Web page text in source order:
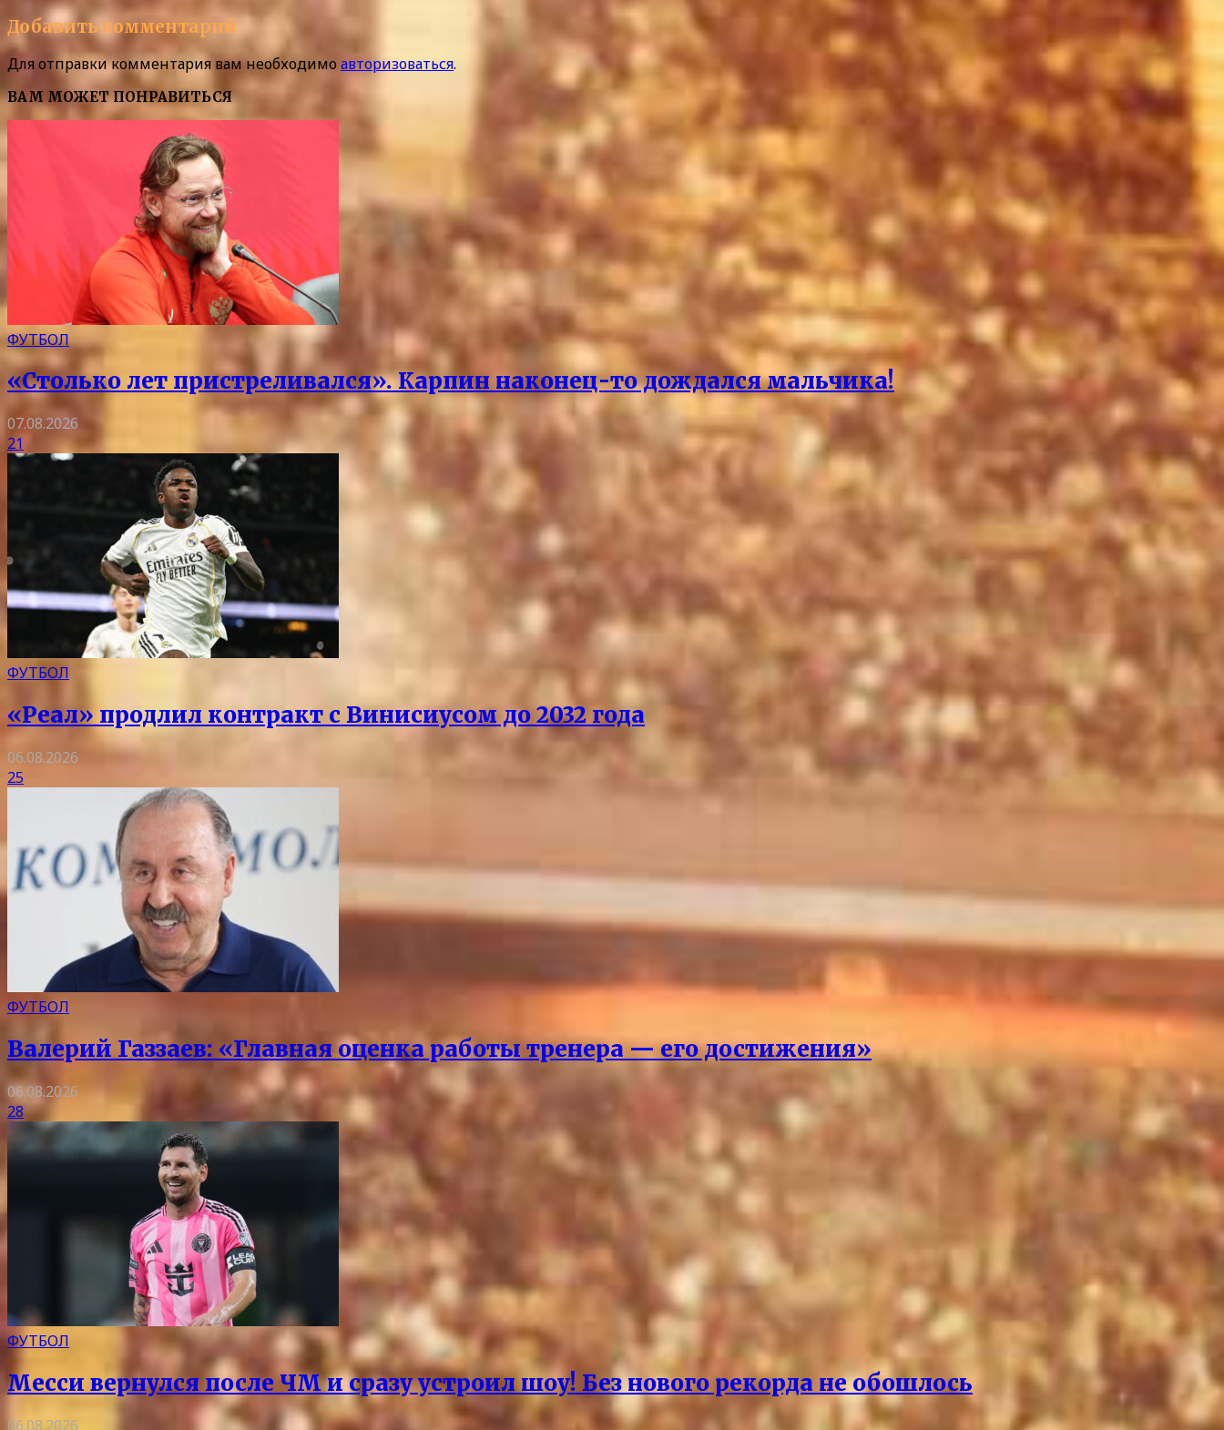
Добавить комментарий
Для отправки комментария вам необходимоавторизоваться.
ВАМ МОЖЕТ ПОНРАВИТЬСЯ
ФУТБОЛ
«Столько лет пристреливался». Карпин наконец-то дождался мальчика!
07.08.2026
21
ФУТБОЛ
«Реал» продлил контракт с Винисиусом до 2032 года
06.08.2026
25
ФУТБОЛ
Валерий Газзаев: «Главная оценка работы тренера — его достижения»
06.08.2026
28
ФУТБОЛ
Месси вернулся после ЧМ и сразу устроил шоу! Без нового рекорда не обошлось
06.08.2026